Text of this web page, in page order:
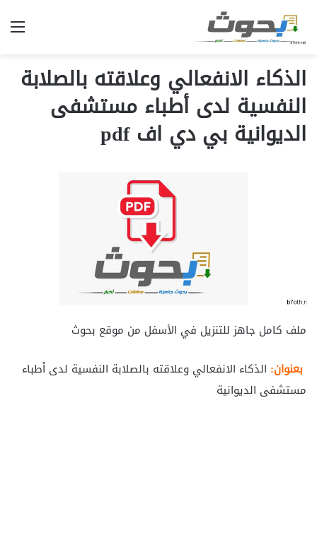
الذكاء الانفعالي وعلاقته بالصلابة
النفسية لدى أطباء مستشفى
الديوانية بي دي اف pdf
ملف كامل جاهز للتنزيل في الأسفل من موقع بحوث
بعنوان: الذكاء الانفعالي وعلاقته بالصلابة النفسية لدى أطباء
مستشفى الديوانية